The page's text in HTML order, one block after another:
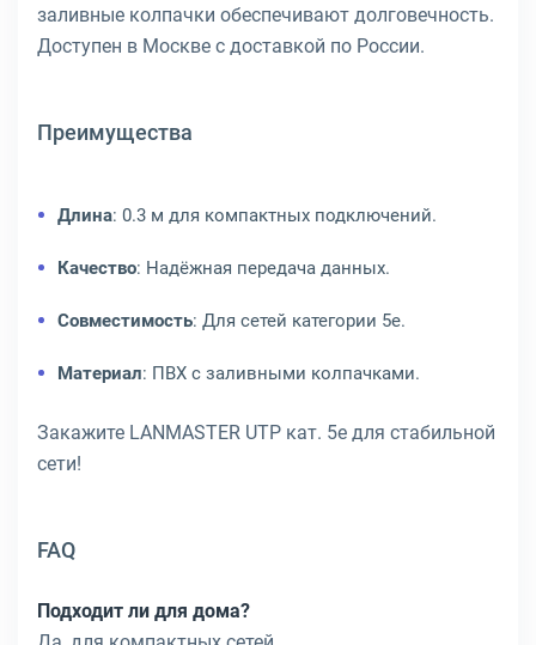
заливные колпачки обеспечивают долговечность.
Доступен в Москве с доставкой по России.
Преимущества
Длина: 0.3 м для компактных подключений.
Качество: Надёжная передача данных.
Совместимость: Для сетей категории 5e.
Материал: ПВХ с заливными колпачками.
Закажите LANMASTER UTP кат. 5e для стабильной
сети!
FAQ
Подходит ли для дома?